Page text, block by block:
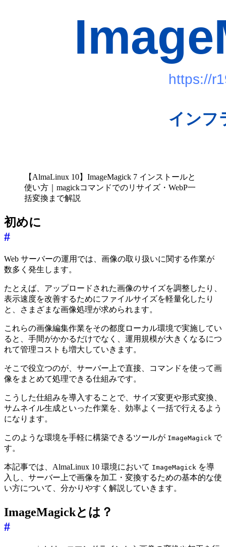
【AlmaLinux 10】ImageMagick 7 インストールと
使い方｜magickコマンドでのリサイズ・WebP一
括変換まで解説
初めに
#
Web サーバーの運用では、画像の取り扱いに関する作業が
数多く発生します。
たとえば、アップロードされた画像のサイズを調整したり、
表示速度を改善するためにファイルサイズを軽量化したり
と、さまざまな画像処理が求められます。
これらの画像編集作業をその都度ローカル環境で実施してい
ると、手間がかかるだけでなく、運用規模が大きくなるにつ
れて管理コストも増大していきます。
そこで役立つのが、サーバー上で直接、コマンドを使って画
像をまとめて処理できる仕組みです。
こうした仕組みを導入することで、サイズ変更や形式変換、
サムネイル生成といった作業を、効率よく一括で行えるよう
になります。
このような環境を手軽に構築できるツールが ImageMagick で
す。
本記事では、AlmaLinux 10 環境において ImageMagick を導
入し、サーバー上で画像を加工・変換するための基本的な使
い方について、分かりやすく解説していきます。
ImageMagickとは？
#